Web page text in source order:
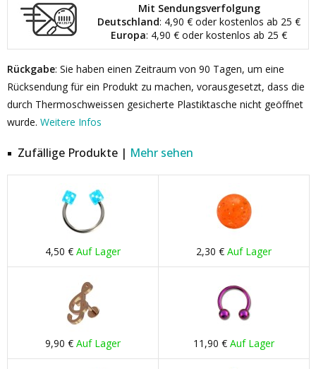
Mit Sendungsverfolgung
Deutschland: 4,90 € oder kostenlos ab 25 €
Europa: 4,90 € oder kostenlos ab 25 €
Rückgabe: Sie haben einen Zeitraum von 90 Tagen, um eine
Rücksendung für ein Produkt zu machen, vorausgesetzt, dass die
durch Thermoschweissen gesicherte Plastiktasche nicht geöffnet
wurde. Weitere Infos
Zufällige Produkte | Mehr sehen
4,50 € Auf Lager 2,30 € Auf Lager
9,90 € Auf Lager 11,90 € Auf Lager